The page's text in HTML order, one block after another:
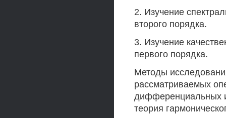
2. Изучение
второго порядка.
3. Изучение
первого порядка.
Методы
рассматриваемых
дифференциальных
теория